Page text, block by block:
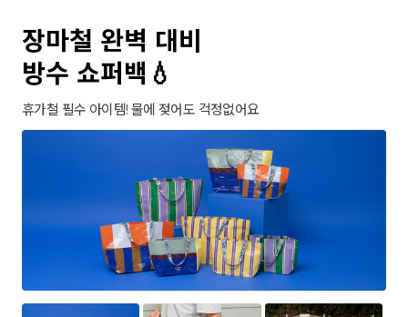
장마철 완벽 대비
방수 쇼퍼백💧
휴가철 필수 아이템! 물에 젖어도 걱정없어요